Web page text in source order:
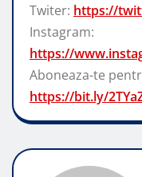
Twiter: https://
Instagram:
https://
Aboneaza-te
https://bit.ly/